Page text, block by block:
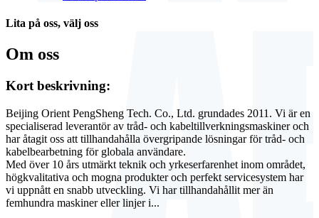
Lita på oss, välj oss
Om oss
Kort beskrivning:
Beijing Orient PengSheng Tech. Co., Ltd. grundades 2011. Vi är en
specialiserad leverantör av tråd- och kabeltillverkningsmaskiner och
har åtagit oss att tillhandahålla övergripande lösningar för tråd- och
kabelbearbetning för globala användare.
Med över 10 års utmärkt teknik och yrkeserfarenhet inom området,
högkvalitativa och mogna produkter och perfekt servicesystem har
vi uppnått en snabb utveckling. Vi har tillhandahållit mer än
femhundra maskiner eller linjer i...